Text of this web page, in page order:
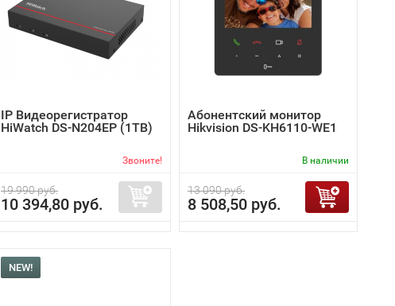
IP Видеорегистратор
HiWatch DS-N204EP (1TB)
Звоните!
19 990 руб.
10 394,80 руб.
Абонентский монитор
Hikvision DS-KH6110-WE1
В наличии
13 090 руб.
8 508,50 руб.
NEW!